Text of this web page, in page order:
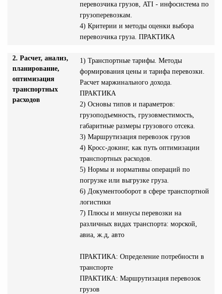
перевозчика грузов, ATI - инфосистема по
грузоперевозкам.
4) Критерии и методы оценки выбора
перевозчика груза. ПРАКТИКА
2. Расчет, анализ,
планирование,
оптимизация
транспортных
расходов
1) Транспортные тарифы. Методы
формирования цены и тарифа перевозки.
Расчет маржинального дохода.
ПРАКТИКА
2) Основы типов и параметров:
грузоподъемность, грузовместимость,
габаритные размеры грузового отсека.
3) Маршрутизация перевозок грузов
4) Кросс-докинг, как путь оптимизации
транспортных расходов.
5) Нормы и нормативы операций по
погрузке или выгрузке груза.
6) Документооборот в сфере транспортной
логистики
7) Плюсы и минусы перевозки на
различных видах транспорта: морской,
авиа, ж.д, авто
ПРАКТИКА: Определение потребности в
транспорте
ПРАКТИКА: Маршрутизация перевозок
грузов